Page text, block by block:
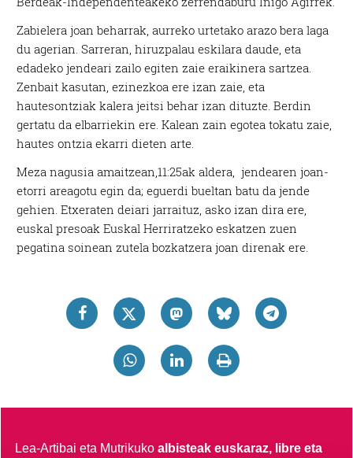
Zabielera joan beharrak, aurreko urtetako arazo bera laga
du agerian. Sarreran, hiruzpalau eskilara daude, eta
edadeko jendeari zailo egiten zaie eraikinera sartzea.
Zenbait kasutan, ezinezkoa ere izan zaie, eta
hautesontziak kalera jeitsi behar izan dituzte. Berdin
gertatu da elbarriekin ere. Kalean zain egotea tokatu zaie,
hautes ontzia ekarri dieten arte.
Meza nagusia amaitzean,11:25ak aldera, jendearen joan-
etorri areagotu egin da; eguerdi bueltan batu da jende
gehien. Etxeraten deiari jarraituz, asko izan dira ere,
euskal presoak Euskal Herriratzeko eskatzen zuen
pegatina soinean zutela bozkatzera joan direnak ere.
Lea-Artibai eta Mutrikukoalbisteak euskaraz, libre eta